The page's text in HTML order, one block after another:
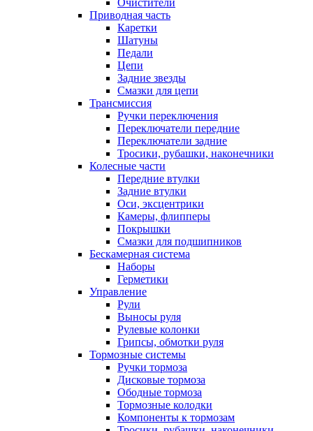
Очистители
Приводная часть
Каретки
Шатуны
Педали
Цепи
Задние звезды
Смазки для цепи
Трансмиссия
Ручки переключения
Переключатели передние
Переключатели задние
Тросики, рубашки, наконечники
Колесные части
Передние втулки
Задние втулки
Оси, эксцентрики
Камеры, флипперы
Покрышки
Смазки для подшипников
Бескамерная система
Наборы
Герметики
Управление
Рули
Выносы руля
Рулевые колонки
Грипсы, обмотки руля
Тормозные системы
Ручки тормоза
Дисковые тормоза
Ободные тормоза
Тормозные колодки
Компоненты к тормозам